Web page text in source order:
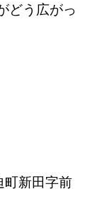
どう広がっ
新田字前